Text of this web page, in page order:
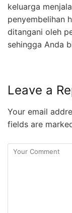
keluarga
penyembelihan
ditangani oleh
sehingga Anda
Leave a
Your email
fields are